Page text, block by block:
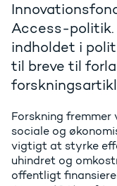
Access-politik.
indholdet i
til breve til
Forskning fremmer
sociale og
vigtigt at styrke
uhindret og
offentligt